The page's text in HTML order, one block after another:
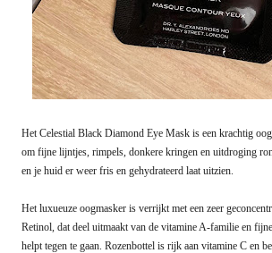
Het Celestial Black Diamond Eye Mask is een krachtig
om fijne lijntjes, rimpels, donkere kringen en uitdroging
en je huid er weer fris en gehydrateerd laat uitzien.
Het luxueuze oogmasker is verrijkt met een zeer
Retinol, dat deel uitmaakt van de vitamine A-familie en
helpt tegen te gaan. Rozenbottel is rijk aan vitamine C en